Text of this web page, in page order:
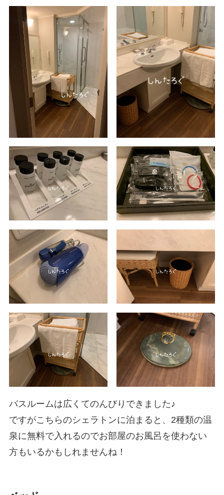
バスルームは広くてのんびりできました♪
ですがこちらのシェラトンに泊まると、2種類の温
泉に無料で入れるのでお部屋のお風呂を使わない
方もいるかもしれませんね！